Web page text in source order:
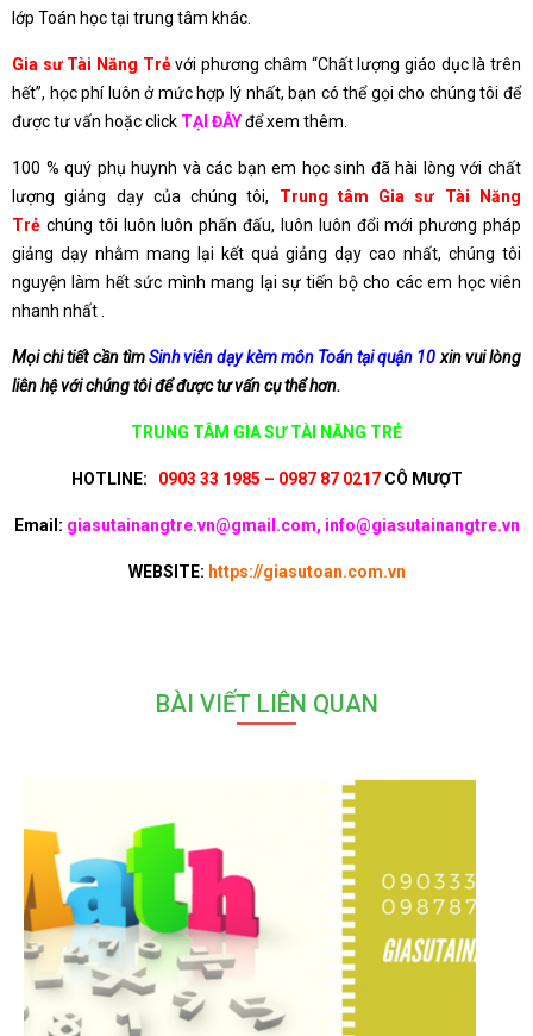
lớp Toán học tại trung tâm khác.
Gia sư Tài Năng Trẻvới phương châm “Chất lượng giáo dục là trên
hết”, học phí luôn ở mức hợp lý nhất, bạn có thể gọi cho chúng tôi để
được tư vấn hoặc click TẠI ĐÂYđể xem thêm.
100 % quý phụ huynh và các bạn em học sinh đã hài lòng với chất
lượng giảng dạy của chúng tôi, Trung tâm Gia sư Tài Năng
Trẻ chúng tôi luôn luôn phấn đấu, luôn luôn đổi mới phương pháp
giảng dạy nhằm mang lại kết quả giảng dạy cao nhất, chúng tôi
nguyện làm hết sức mình mang lại sự tiến bộ cho các em học viên
nhanh nhất .
Mọi chi tiết cần tìmSinh viên dạy kèm môn Toán tại quận 10 xin vui lòng
liên hệ với chúng tôi để được tư vấn cụ thể hơn.
TRUNG TÂM GIA SƯ TÀI NĂNG TRẺ
HOTLINE: 0903 33 1985 – 0987 87 0217 CÔ MƯỢT
Email: giasutainangtre.vn@gmail.com, info@giasutainangtre.vn
WEBSITE: https://giasutoan.com.vn
BÀI VIẾT LIÊN QUAN